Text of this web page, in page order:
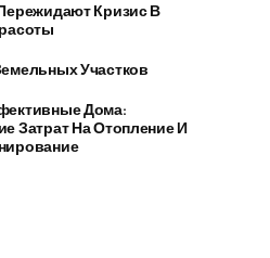
Кризис В
Участков
Дома:
Затрат На Отопление И